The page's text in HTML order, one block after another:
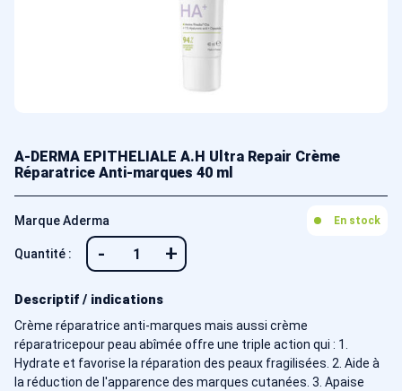
A-DERMA EPITHELIALE A.H Ultra Repair Crème
Réparatrice Anti-marques 40 ml
Marque Aderma En stock
Quantité : - +
Descriptif / indications
Crème réparatrice anti-marques mais aussi crème
réparatricepour peau abîmée offre une triple action qui : 1.
Hydrate et favorise la réparation des peaux fragilisées. 2. Aide à
la réduction de l'apparence des marques cutanées. 3. Apaise